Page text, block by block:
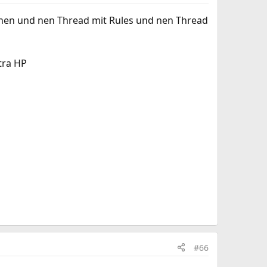
und nen Thread mit Rules und nen Thread
HP
#66